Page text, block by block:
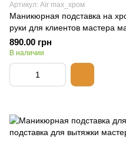
Артикул: Air max_хром
Маникюрная подставка на
руки для клиентов мастера
890.00 грн
В наличии